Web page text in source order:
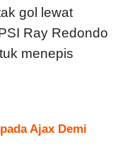
gol lewat
Ray Redondo
menepis
Ajax Demi